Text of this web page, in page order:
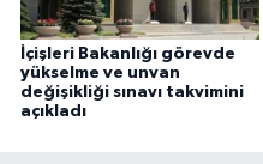
İçişleri Bakanlığı görevde
yükselme ve unvan
değişikliği sınavı takvimini
açıkladı